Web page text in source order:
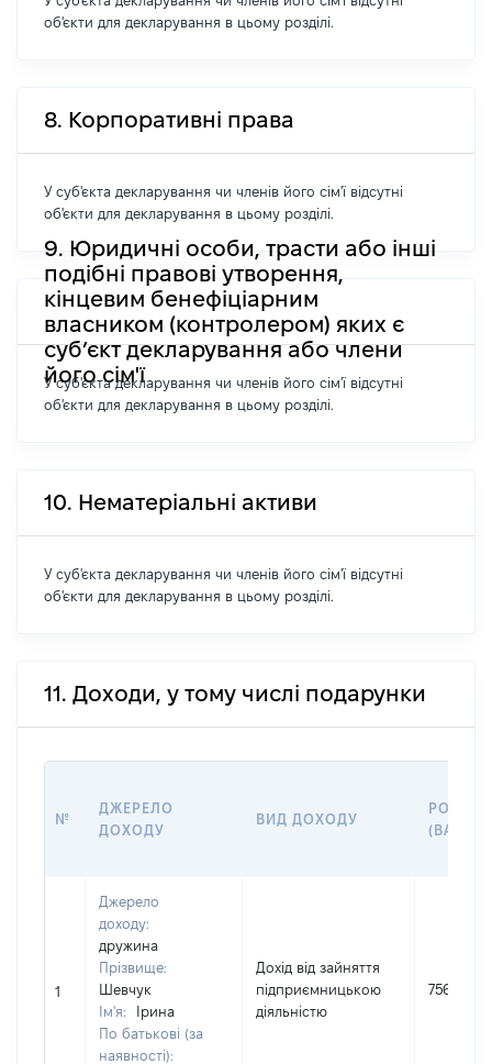
об'єкти для декларування в цьому розділі.
8. Корпоративні права
У суб'єкта декларування чи членів його сім'ї відсутні
об'єкти для декларування в цьому розділі.
9. Юридичні особи, трасти або інші
подібні правові утворення,
кінцевим бенефіціарним
власником (контролером) яких є
суб’єкт декларування або члени
його сім'ї
У суб'єкта декларування чи членів його сім'ї відсутні
об'єкти для декларування в цьому розділі.
10. Нематеріальні активи
У суб'єкта декларування чи членів його сім'ї відсутні
об'єкти для декларування в цьому розділі.
11. Доходи, у тому числі подарунки
№
ДЖЕРЕЛО
ДОХОДУ
ВИД ДОХОДУ
РОЗМІР
1
Джерело
доходу:
дружина
Прізвище:
Шевчук
Ім'я:
Ірина
По батькові (за
наявності):
Дохід від зайняття
підприємницькою
діяльністю
75600